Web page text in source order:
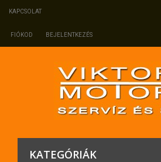
KAPCSOLAT
BEJELENTKEZÉS
FIÓKOD
KATEGÓRIÁK